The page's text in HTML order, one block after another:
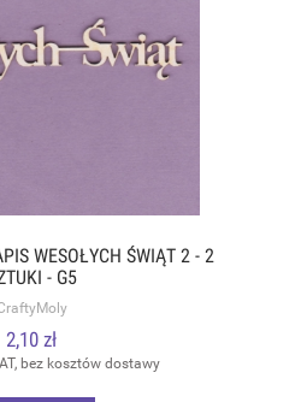
WESOŁYCH ŚWIĄT 2 - 2
- G5
2,10 zł
bez kosztów dostawy